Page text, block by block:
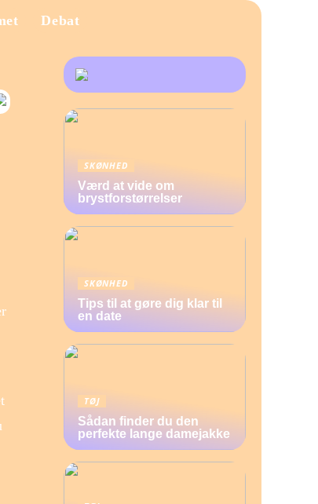
Debat
SKØNHED
Værd at vide om
brystforstørrelser
SKØNHED
Tips til at gøre dig klar til
en date
TØJ
Sådan finder du den
perfekte lange damejakke